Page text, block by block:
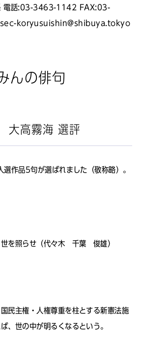
電話:03-3463-1142 FAX:03-
koryusuishin@shibuya.tokyo
んの俳句
大高霧海 選評
作品5句が選ばれました（敬称略）。
を照らせ（代々木 千葉 俊雄）
民主権・人権尊重を柱とする新憲法施
、世の中が明るくなるという。